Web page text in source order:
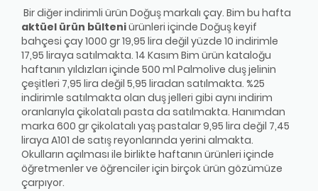
Bir diğer indirimli ürün Doğuş markalı çay. Bim bu hafta
aktüel ürün bülteniürünleri içinde Doğuş keyif
bahçesi çay 1000 gr 19,95 lira değil yüzde 10 indirimle
17,95 liraya satılmakta. 14 Kasım Bim ürün kataloğu
haftanın yıldızları içinde 500 ml Palmolive duş jelinin
çeşitleri 7,95 lira değil 5,95 liradan satılmakta. %25
indirimle satılmakta olan duş jelleri gibi aynı indirim
oranlarıyla çikolatalı pasta da satılmakta. Hanımdan
marka 600 gr çikolatalı yaş pastalar 9,95 lira değil 7,45
liraya A101 de satış reyonlarında yerini almakta.
Okulların açılması ile birlikte haftanın ürünleri içinde
öğretmenler ve öğrenciler için birçok ürün gözümüze
çarpıyor.